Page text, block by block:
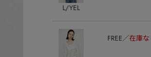
L/YEL
FREE 在庫な